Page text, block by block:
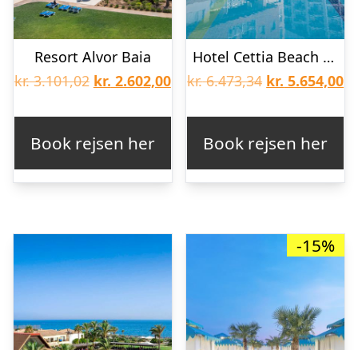
Resort Alvor Baia
kr.3.101,02 Den
var:
kr. 3.101,02.
kr. 2.602,00Den
kr. 2.602,00.
Book rejsen her
Hotel Cettia Beach Resort
kr.6.473,34 Den
var:
kr. 6.473,34.
kr. 5.654,00
Book rejsen her
-15%